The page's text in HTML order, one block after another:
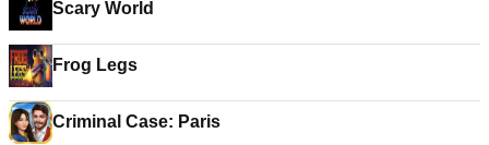
Scary World
Frog Legs
Criminal Case: Paris